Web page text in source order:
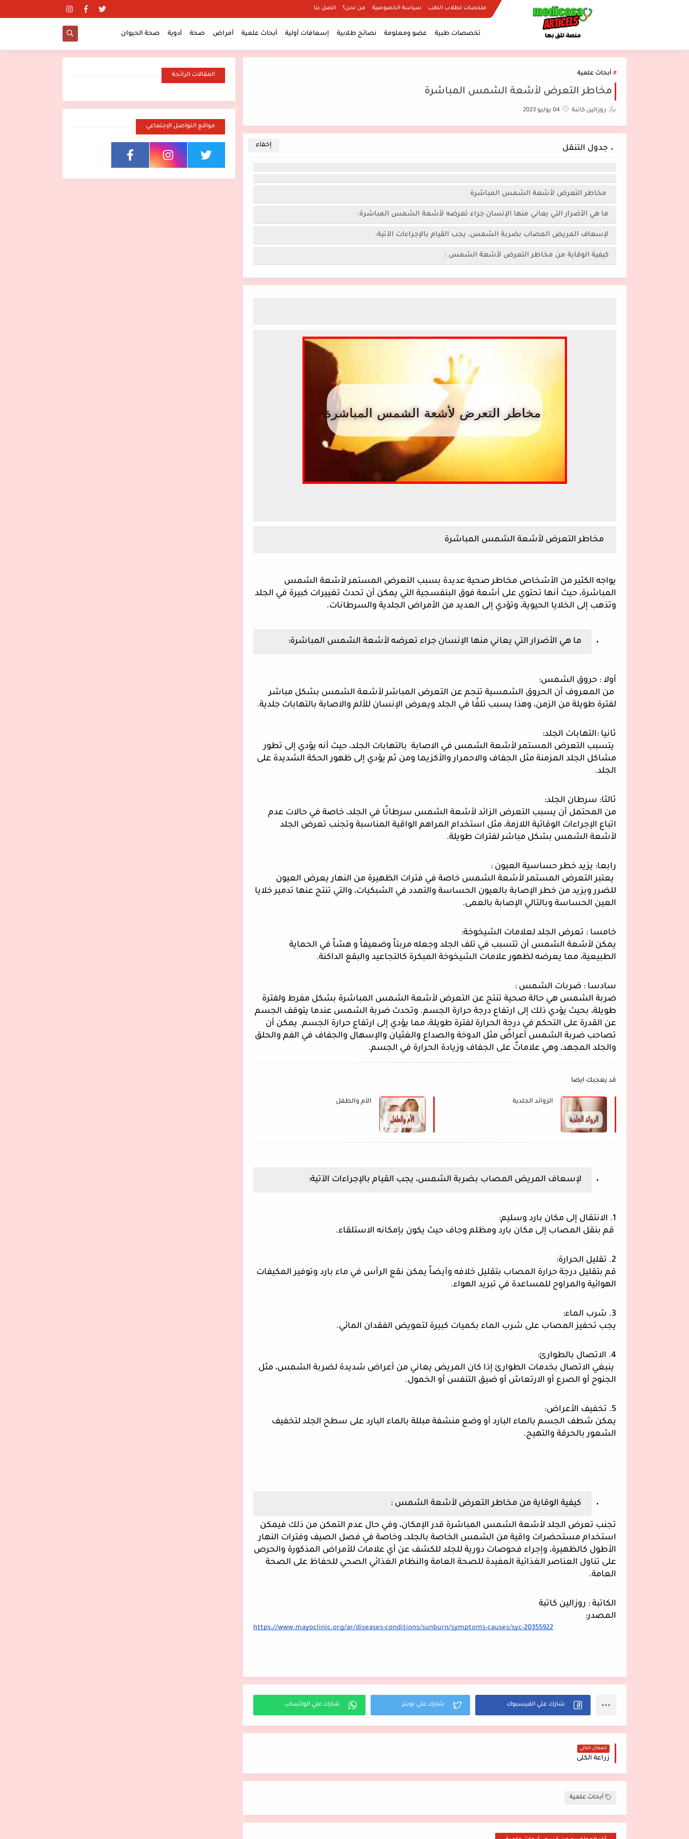
ملخصات لطلاب الطب سياسة الخصوصية من نحن؟ اتصل بنا
تخصصات طبية عضو ومعلومة نصائح طلابية إسعافات أولية أبحاث علمية أمراض صحة أدوية صحة الحيوان
أبحاث علمية
مخاطر التعرض لأشعة الشمس المباشرة
روزالين كاتبة 04 يوليو 2023
جدول التنقل
مخاطر التعرض لأشعة الشمس المباشرة
ما هي الأضرار التي يعاني منها الإنسان جراء تعرضه لأشعة الشمس المباشرة:
لإسعاف المريض المصاب بضربة الشمس، يجب القيام بالإجراءات الآتية:
كيفية الوقاية من مخاطر التعرض لأشعة الشمس :
مخاطر التعرض لأشعة الشمس المباشرة
يواجه الكثير من الأشخاص مخاطر صحية عديدة بسبب التعرض المستمر لأشعة الشمس
المباشرة، حيث أنها تحتوي على أشعة فوق البنفسجية التي يمكن أن تحدث تغييرات كبيرة في الجلد
وتذهب إلى الخلايا الحيوية، وتؤدي إلى العديد من الأمراض الجلدية والسرطانات.
ما هي الأضرار التي يعاني منها الإنسان جراء تعرضه لأشعة الشمس المباشرة:
أولا : حروق الشمس:
من المعروف أن الحروق الشمسية تنجم عن التعرض المباشر لأشعة الشمس بشكل مباشر
لفترة طويلة من الزمن، وهذا يسبب تلفًا في الجلد ويعرض الإنسان للألم والاصابة بالتهابات جلدية.
ثانيا :التهابات الجلد:
يتسبب التعرض المستمر لأشعة الشمس في الاصابة بالتهابات الجلد، حيث أنه يؤدي إلى تطور
مشاكل الجلد المزمنة مثل الجفاف والاحمرار والأكزيما ومن ثم يؤدي إلى ظهور الحكة الشديدة على
الجلد.
ثالثا: سرطان الجلد:
من المحتمل أن يسبب التعرض الزائد لأشعة الشمس سرطانًا في الجلد، خاصة في حالات عدم
اتباع الإجراءات الوقائية اللازمة، مثل استخدام المراهم الواقية المناسبة وتجنب تعرض الجلد
لأشعة الشمس بشكل مباشر لفترات طويلة.
رابعا: يزيد خطر حساسية العيون :
يعتبر التعرض المستمر لأشعة الشمس خاصة في فترات الظهيرة من النهار يعرض العيون
للضرر ويزيد من خطر الإصابة بالعيون الحساسة والتمدد في الشبكيات، والتي تنتج عنها تدمير خلايا
العين الحساسة وبالتالي الإصابة بالعمى.
خامسا : تعرض الجلد لعلامات الشيخوخة:
يمكن لأشعة الشمس أن تتسبب في تلف الجلد وجعله مربتاً وضعيفاً و هشاً في الحماية
الطبيعية، مما يعرضه لظهور علامات الشيخوخة المبكرة كالتجاعيد والبقع الداكنة.
سادسا : ضربات الشمس :
ضربة الشمس هي حالة صحية تنتج عن التعرض لأشعة الشمس المباشرة بشكل مفرط ولفترة
طويلة، بحيث يؤدي ذلك إلى ارتفاع درجة حرارة الجسم. وتحدث ضربة الشمس عندما يتوقف الجسم
عن القدرة على التحكم في درجة الحرارة لفترة طويلة، مما يؤدي إلى ارتفاع حرارة الجسم. يمكن أن
تصاحب ضربة الشمس أعراضٌ مثل الدوخة والصداع والغثيان والإسهال والجفاف في الفم والحلق
والجلد المجهد، وهي علاماتٌ على الجفاف وزيادة الحرارة في الجسم.
قد يعجبك ايضا
الزوائد الجلدية الأم والطفل
لإسعاف المريض المصاب بضربة الشمس، يجب القيام بالإجراءات الآتية:
1. الانتقال إلى مكان بارد وسليم:
قم بنقل المصاب إلى مكان بارد ومظلم وجاف حيث يكون بإمكانه الاستلقاء.
2. تقليل الحرارة:
قم بتقليل درجة حرارة المصاب بتقليل خلافه وأيضاً يمكن نقع الرأس في ماء بارد وتوفير المكيفات
الهوائية والمراوح للمساعدة في تبريد الهواء.
3. شرب الماء:
يجب تحفيز المصاب على شرب الماء بكميات كبيرة لتعويض الفقدان المائي.
4. الاتصال بالطوارئ:
ينبغي الاتصال بخدمات الطوارئ إذا كان المريض يعاني من أعراض شديدة لضربة الشمس، مثل
الجنوح أو الصرع أو الارتعاش أو ضيق التنفس أو الخمول.
5. تخفيف الأعراض:
يمكن شطف الجسم بالماء البارد أو وضع منشفة مبللة بالماء البارد على سطح الجلد لتخفيف
الشعور بالحرقة والتهيج.
كيفية الوقاية من مخاطر التعرض لأشعة الشمس :
تجنب تعرض الجلد لأشعة الشمس المباشرة قدر الإمكان، وفي حال عدم التمكن من ذلك فيمكن
استخدام مستحضرات واقية من الشمس الخاصة بالجلد، وخاصة في فصل الصيف وفترات النهار
الأطول كالظهيرة، وإجراء فحوصات دورية للجلد للكشف عن أي علامات للأمراض المذكورة والحرص
على تناول العناصر الغذائية المفيدة للصحة العامة والنظام الغذائي الصحي للحفاظ على الصحة
العامة.
الكاتبة : روزالين كاتبة
المصدر:
https://www.mayoclinic.org/ar/diseases-conditions/sunburn/symptoms-causes/syc-20355922
المقال التالي
زراعة الكلى
أبحاث علمية
المقالات الرائجة
مواقع التواصل الإجتماعي